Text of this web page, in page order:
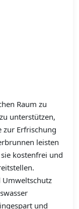
Raum zu
unterstützen,
zur Erfrischung
leisten
kostenfrei und
Umweltschutz
und